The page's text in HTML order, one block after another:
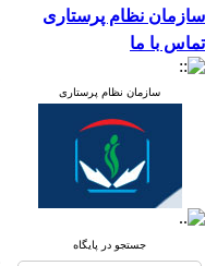
سازمان نظام پرستاری
تماس با ما
سازمان نظام پرستاری
جستجو در پایگاه